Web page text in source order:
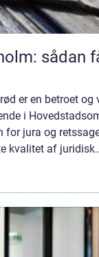
sådan
er en betroet og
i
for jura og
kvalitet af